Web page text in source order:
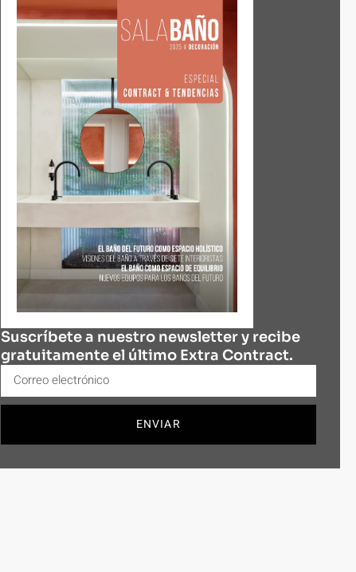
Suscríbete a nuestro newsletter y recibe
gratuitamente el último Extra Contract.
ENVIAR